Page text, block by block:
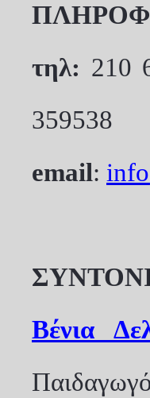
τηλ: 210
359538
email:
Βένια